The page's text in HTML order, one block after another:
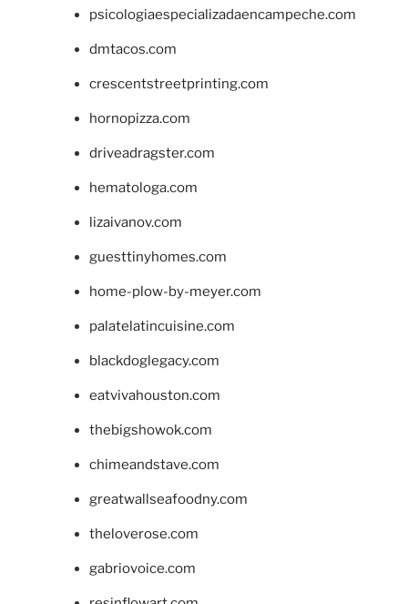
psicologiaespecializadaencampeche.com
dmtacos.com
crescentstreetprinting.com
hornopizza.com
driveadragster.com
hematologa.com
lizaivanov.com
guesttinyhomes.com
home-plow-by-meyer.com
palatelatincuisine.com
blackdoglegacy.com
eatvivahouston.com
thebigshowok.com
chimeandstave.com
greatwallseafoodny.com
theloverose.com
gabriovoice.com